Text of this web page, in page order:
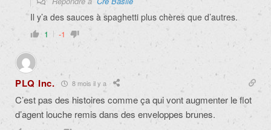
Il y’a des sauces à spaghetti plus chères que d’autres.
1 -1
PLQ Inc. 8 mois il y a
C’est pas des histoires comme ça qui vont augmenter le flot
d’agent louche remis dans des enveloppes brunes.